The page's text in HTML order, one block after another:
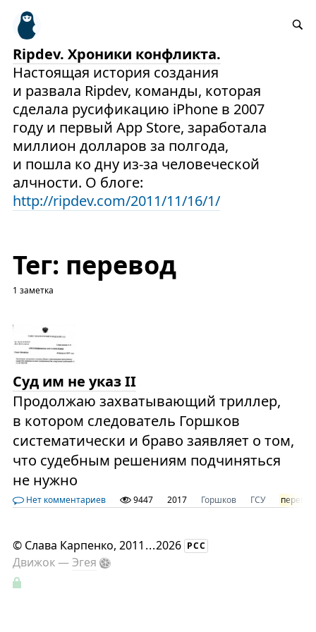
Ripdev. Хроники конфликта.
Настоящая история создания
и развала Ripdev, команды, которая
сделала русификацию iPhone в 2007
году и первый App Store, заработала
миллион долларов за полгода,
и пошла ко дну из-за человеческой
алчности. О блоге:
http://ripdev.com/2011/11/16/1/
Тег: перевод
1 заметка
Суд им не указ II
Продолжаю захватывающий триллер,
в котором следователь Горшков
систематически и браво заявляет о том,
что судебным решениям подчиняться
не нужно
Нет комментариев 9447 2017 Горшков ГСУ перевод
© Слава Карпенко, 2011 ...2026 РСС
Движок —Эгея